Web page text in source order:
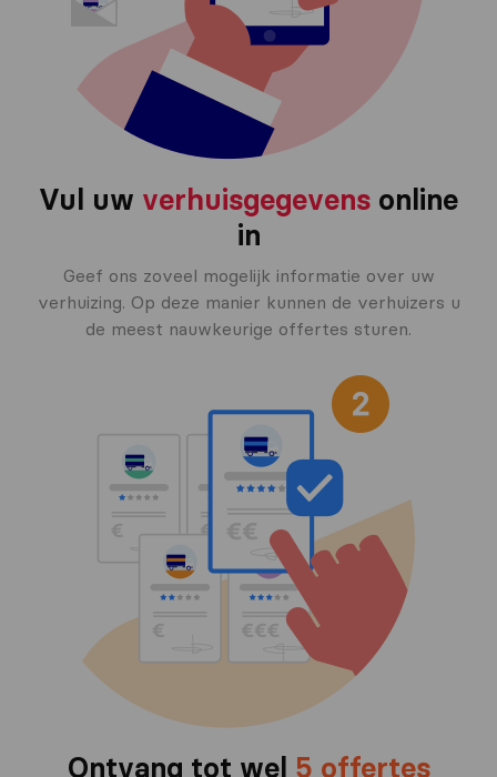
Vul uw verhuisgegevens online
in
Geef ons zoveel mogelijk informatie over uw
verhuizing. Op deze manier kunnen de verhuizers u
de meest nauwkeurige offertes sturen.
Ontvang tot wel 5 offertes